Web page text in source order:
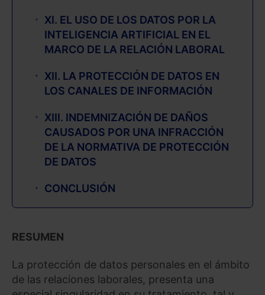
XI. EL USO DE LOS DATOS POR LA
INTELIGENCIA ARTIFICIAL EN EL
MARCO DE LA RELACIÓN LABORAL
XII. LA PROTECCIÓN DE DATOS EN
LOS CANALES DE INFORMACIÓN
XIII. INDEMNIZACIÓN DE DAÑOS
CAUSADOS POR UNA INFRACCIÓN
DE LA NORMATIVA DE PROTECCIÓN
DE DATOS
CONCLUSIÓN
RESUMEN
La protección de datos personales en el ámbito
de las relaciones laborales, presenta una